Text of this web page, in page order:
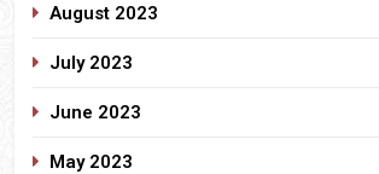
August 2023
July 2023
June 2023
May 2023